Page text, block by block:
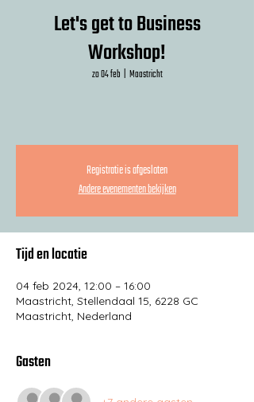
Let's get to Business
Workshop!
zo 04 feb
  |
Maastricht
Registratie is afgesloten
Andere evenementen bekijken
Tijd en locatie
04 feb 2024, 12:00 – 16:00
Maastricht, Stellendaal 15, 6228 GC
Maastricht, Nederland
Gasten